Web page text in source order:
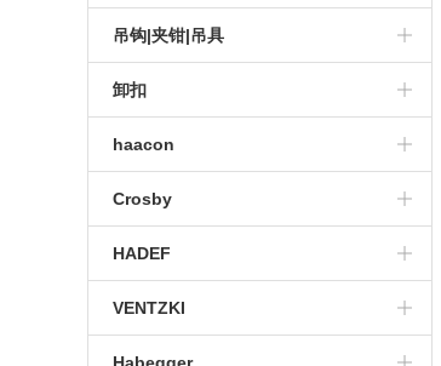
进口环链电动葫芦
HADEF气动葫芦
进口防爆电动葫芦
进口防爆气动葫芦
HADEF绞盘
进口卷扬机
大吨位卷扬机
进口电动卷扬机
铝制龙门架
进口手动滑车
吊钩|夹钳|吊具
卸扣
haacon
haacon悬臂吊
haacon卷扬机
haacon千斤顶
haacon手摇绞盘
Crosby
Crosby滑轮
Crosby索具
Crosby吊环
HADEF
HADEF卷扬机
HADEF葫芦
VENTZKI